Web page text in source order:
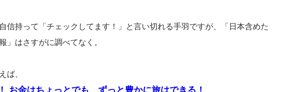
信持って「チェックしてます！」と言い切れる手羽ですが、「日本含めた
」はさすがに調べてなく。
ば、
お金はちょっとでも、ずっと豊かに旅はできる！